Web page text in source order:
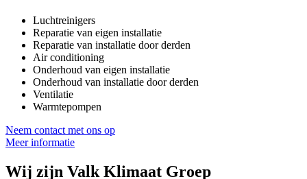
Luchtreinigers
Reparatie van eigen installatie
Reparatie van installatie door derden
Air conditioning
Onderhoud van eigen installatie
Onderhoud van installatie door derden
Ventilatie
Warmtepompen
Neem contact met ons op
Meer informatie
Wij zijn Valk Klimaat Groep